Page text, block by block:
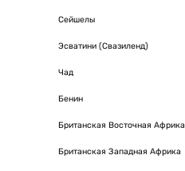
Сейшелы
Эсватини (Свазиленд)
Чад
Бенин
Британская Восточная Африка
Британская Западная Африка